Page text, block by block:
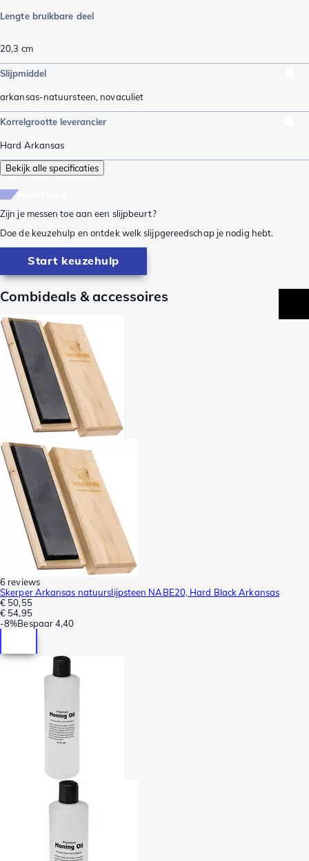
Lengte bruikbare deel
20,3 cm
Slijpmiddel
arkansas-natuursteen, novaculiet
Korrelgrootte leverancier
Hard Arkansas
Bekijk alle specificaties
Zijn je messen toe aan een slijpbeurt?
Doe de keuzehulp en ontdek welk slijpgereedschap je nodig hebt.
Start keuzehulp
Combideals & accessoires
6 reviews
Skerper Arkansas natuurslijpsteen NABE20, Hard Black Arkansas
€ 50,55
€ 54,95
-8%Bespaar4,40